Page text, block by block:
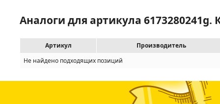
Аналоги для артикула
Артикул
Производитель
Не найдено подходящих позиций